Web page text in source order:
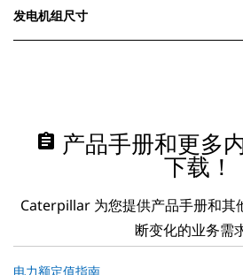
发电机组尺寸
assignment 产品手册和更多
下载！
Caterpillar 为您提供产品手册和其
断变化的业务需求
电力额定值指南